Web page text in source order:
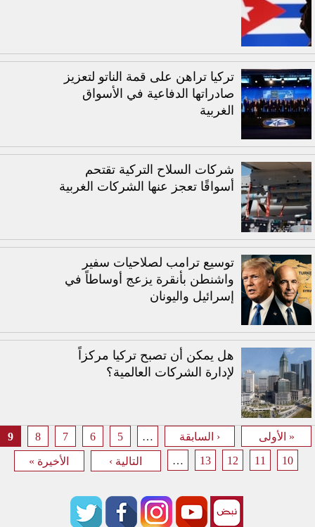
تركيا تراهن على قمة الناتو لتعزيز
صادراتها الدفاعية في الأسواق
الغربية
شركات السلاح التركية تقتحم
أسواقًا تعجز عنها الشركات الغربية
توسيع ترامب لصلاحيات سفير
واشنطن بأنقرة يزعج أوساطاً في
إسرائيل واليونان
هل يمكن أن تصبح تركيا مركزاً
لإدارة الشركات العالمية؟
الصفحات
« الأولى ‹ السابقة …
5
6
7
8
9
10
11
12
13
… التالية › الأخيرة »